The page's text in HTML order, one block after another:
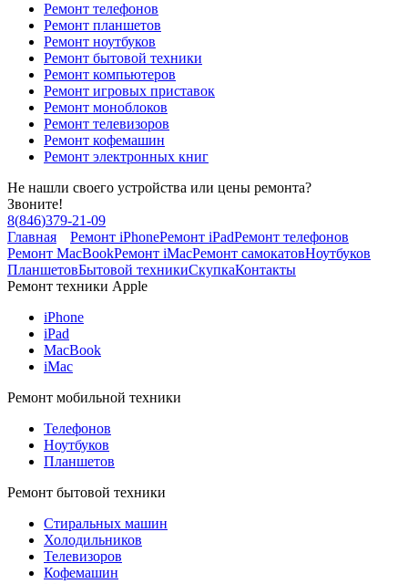
Ремонт телефонов
Ремонт планшетов
Ремонт ноутбуков
Ремонт бытовой техники
Ремонт компьютеров
Ремонт игровых приставок
Ремонт моноблоков
Ремонт телевизоров
Ремонт кофемашин
Ремонт электронных книг
Не нашли своего устройства или цены ремонта?
Звоните!
8(846)379-21-09
Главная
Ремонт iPhoneРемонт iPadРемонт телефонов
Ремонт MacBookРемонт iMacРемонт самокатовНоутбуков
ПланшетовБытовой техникиСкупкаКонтакты
Ремонт техники Apple
iPhone
iPad
MacBook
iMac
Ремонт мобильной техники
Телефонов
Ноутбуков
Планшетов
Ремонт бытовой техники
Стиральных машин
Холодильников
Телевизоров
Кофемашин